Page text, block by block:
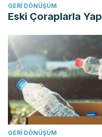
GERI DÖNÜŞÜM
Eski Çoraplarla
GERI DÖNÜŞÜM